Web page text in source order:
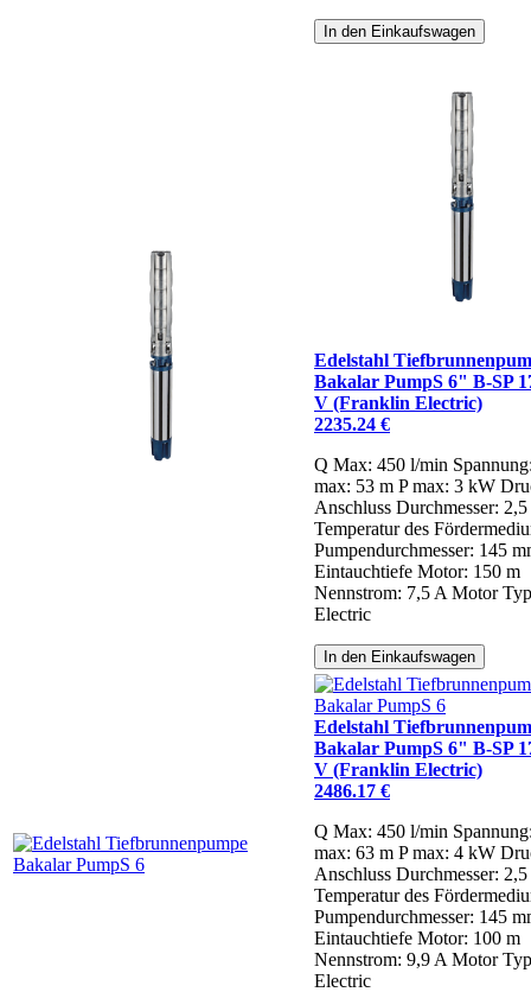
In den Einkaufswagen
Edelstahl
Bakalar PumpS 6" B-SP
V (Franklin Electric)
2235.24 €
Q Max: 450 l/min
max: 53 m P max: 3 kW
Anschluss Durchmesser:
Temperatur des
Pumpendurchmesser: 145
Eintauchtiefe Motor: 150 m
Nennstrom: 7,5 A Motor
Electric
In den Einkaufswagen
Edelstahl
Bakalar PumpS 6" B-SP
V (Franklin Electric)
2486.17 €
Q Max: 450 l/min
max: 63 m P max: 4 kW
Anschluss Durchmesser:
Temperatur des
Pumpendurchmesser: 145
Eintauchtiefe Motor: 100 m
Nennstrom: 9,9 A Motor
Electric